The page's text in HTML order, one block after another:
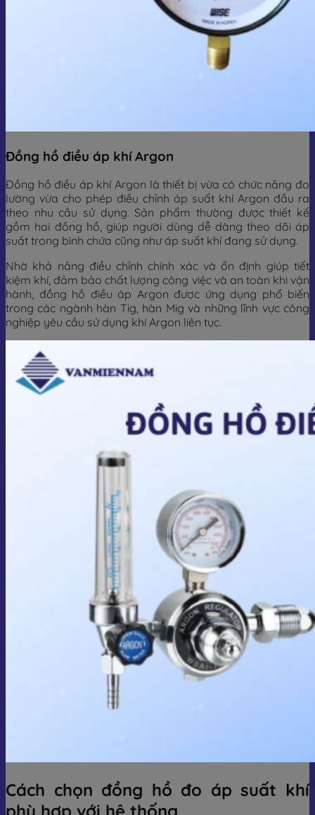
Đồng hồ điều áp khí Argon
Đồng hồ điều áp khí Argon là thiết bị vừa có chức năng đo
lường vừa cho phép điều chỉnh áp suất khí Argon đầu ra
theo nhu cầu sử dụng. Sản phẩm thường được thiết kế
gồm hai đồng hồ, giúp người dùng dễ dàng theo dõi áp
suất trong bình chứa cũng như áp suất khí đang sử dụng.
Nhờ khả năng điều chỉnh chính xác và ổn định giúp tiết
kiệm khí, đảm bảo chất lượng công việc và an toàn khi vận
hành, đồng hồ điều áp Argon được ứng dụng phổ biến
trong các ngành hàn Tig, hàn Mig và những lĩnh vực công
nghiệp yêu cầu sử dụng khí Argon liên tục.
Cách chọn đồng hồ đo áp suất khí